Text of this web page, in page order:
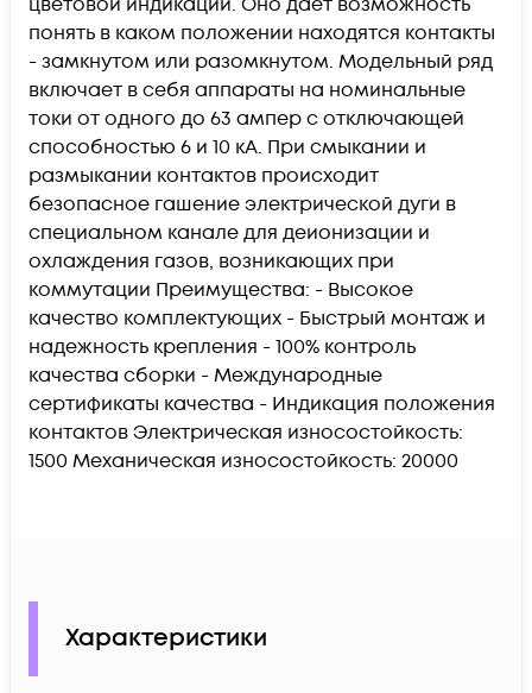
понять в каком положении находятся контакты
- замкнутом или разомкнутом. Модельный ряд
включает в себя аппараты на номинальные
токи от одного до 63 ампер с отключающей
способностью 6 и 10 кА. При смыкании и
размыкании контактов происходит
безопасное гашение электрической дуги в
специальном канале для деионизации и
охлаждения газов, возникающих при
коммутации Преимущества: - Высокое
качество комплектующих - Быстрый монтаж и
надежность крепления - 100% контроль
качества сборки - Международные
сертификаты качества - Индикация положения
контактов Электрическая износостойкость:
1500 Механическая износостойкость: 20000
Характеристики